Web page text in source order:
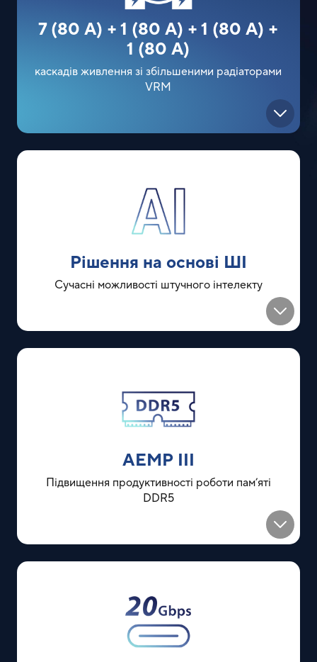
7 (80 A) + 1 (80 A) + 1 (80 A) +
1 (80 A)
каскадів живлення зі збільшеними радіаторами
VRM
Рішення на основі ШІ
Сучасні можливості штучного інтелекту
AEMP III
Підвищення продуктивності роботи пам’яті
DDR5